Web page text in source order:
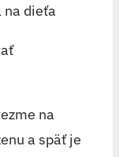
na dieťa
na
a späť je